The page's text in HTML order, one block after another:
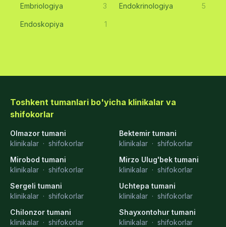
Embriologiya 3 Endokrinologiya 5
Endoskopiya 1
Toshkent tumanlari bo'yicha klinikalar va
shifokorlar
Olmazor tumani
klinikalar · shifokorlar
Bektemir tumani
klinikalar · shifokorlar
Mirobod tumani
klinikalar · shifokorlar
Mirzo Ulug'bek tumani
klinikalar · shifokorlar
Sergeli tumani
klinikalar · shifokorlar
Uchtepa tumani
klinikalar · shifokorlar
Chilonzor tumani
klinikalar · shifokorlar
Shayxontohur tumani
klinikalar · shifokorlar